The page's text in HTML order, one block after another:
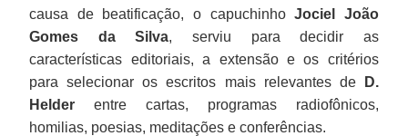
causa de beatificação, o capuchinhoJociel João
Gomes da Silva, serviu para decidir as
características editoriais, a extensão e os critérios
para selecionar os escritos mais relevantes de
D.
Helder entre cartas, programas radiofônicos,
homilias, poesias, meditações e conferências.